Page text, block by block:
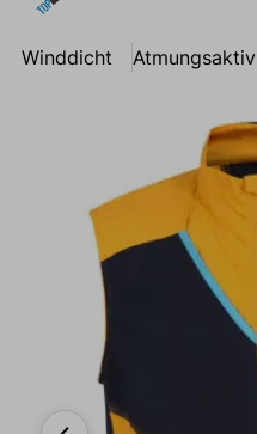
Winddicht Atmungsaktiv